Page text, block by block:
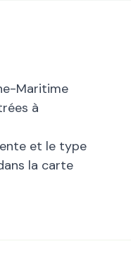
Maritime
à
et le type
la carte